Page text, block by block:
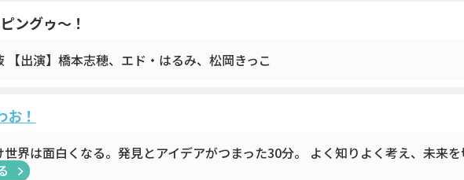
ングゥ～！
【出演】橋本志穂、エド・はるみ、松岡きっこ
！
世界は面白くなる。発見とアイデアがつまった30分。 よく知りよく考え、未来